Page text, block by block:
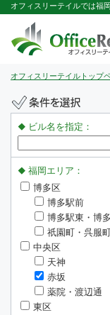
オフィスリーテイルでは福
オフィスリーテイルトップ
ビル名を指定：
福岡エリア：
博多区
博多駅前
博多駅東・博
祇園町・呉服
中央区
天神
赤坂
薬院・渡辺通
東区